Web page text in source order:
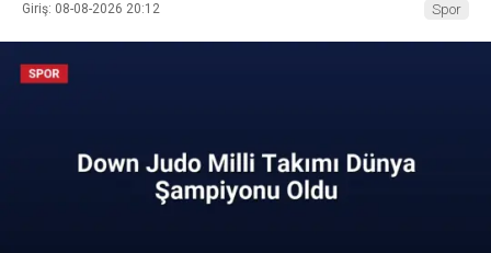
Giriş: 08-08-2026 20:12 Spor